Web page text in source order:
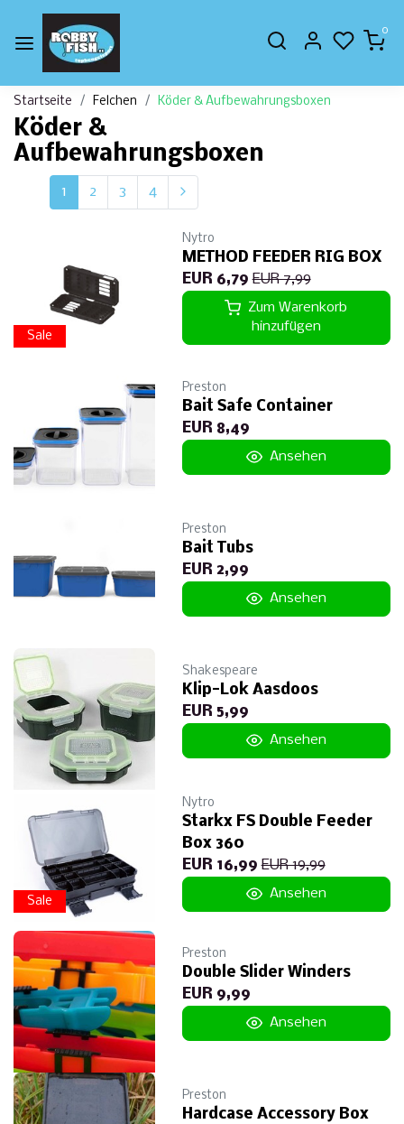
0
Startseite Felchen Köder & Aufbewahrungsboxen
Köder &
Aufbewahrungsboxen
1 2 3 4
Sale
Nytro
METHOD FEEDER RIG BOX
EUR 6,79 EUR 7,99
Zum Warenkorb
hinzufügen
Preston
Bait Safe Container
EUR 8,49
Ansehen
Preston
Bait Tubs
EUR 2,99
Ansehen
Shakespeare
Klip-Lok Aasdoos
EUR 5,99
Ansehen
Sale
Nytro
Starkx FS Double Feeder
Box 360
EUR 16,99 EUR 19,99
Ansehen
Preston
Double Slider Winders
EUR 9,99
Ansehen
Preston
Hardcase Accessory Box